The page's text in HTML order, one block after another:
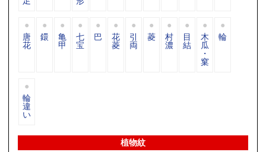
唐
花
鐶 亀
甲
七
宝
巴 花
菱
引
両
菱 村
濃
目
結
木
瓜
・
窠
輪
輪
違
い
植物紋